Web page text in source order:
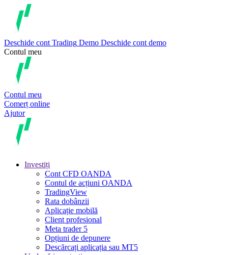
Deschide cont Trading Demo Deschide cont demo
Contul meu
Contul meu
Comerț online
Ajutor
Investiți
Cont CFD OANDA
Contul de acțiuni OANDA
TradingView
Rata dobânzii
Aplicație mobilă
Client profesional
Meta trader 5
Opțiuni de depunere
Descărcați aplicația sau MT5